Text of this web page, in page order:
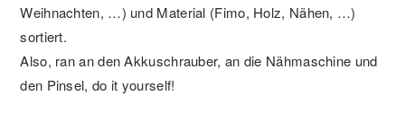
Weihnachten, …) und Material (Fimo, Holz, Nähen, …)
sortiert.
Also, ran an den Akkuschrauber, an die Nähmaschine und
den Pinsel, do it yourself!